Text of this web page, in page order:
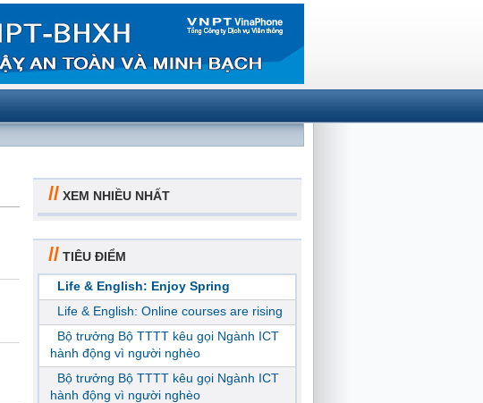
// XEM NHIỀU NHẤT
// TIÊU ĐIỂM
Life & English: Enjoy Spring
Life & English: Online courses are rising
Bộ trưởng Bộ TTTT kêu gọi Ngành ICT
hành động vì người nghèo
Bộ trưởng Bộ TTTT kêu gọi Ngành ICT
hành động vì người nghèo